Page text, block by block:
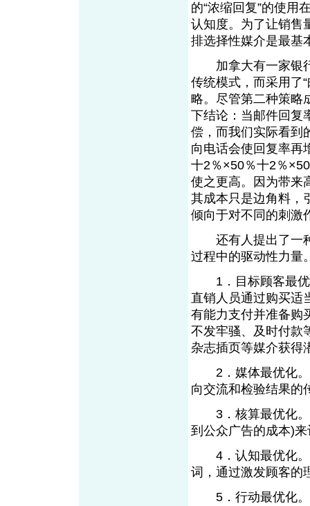
的“浓缩回复”的使用
认知度。为了让销售
排选择性媒介
加拿大有一家银行
传统模式，而采用了
略。尽管第二种策略
下结论：当邮件回复
偿，而我们实际看到
向电话会使回复率再
十2％×50％十2％
使之更高。因为带来
其成本只是边角料，
倾向于对不同的刺激
还有人提出了一种
过程中的驱动性力量
1．目标顾客最优
直销人员通过购买适
有能力支付并准备购
不发牢骚、及时付款
杂志插页等媒介获
2．媒体最优化。
向交流和检验结果的
3．核算最优化。
到公众广告的成本)
4．认知最优化。
词，通过激发顾客的
5．行动最优化。